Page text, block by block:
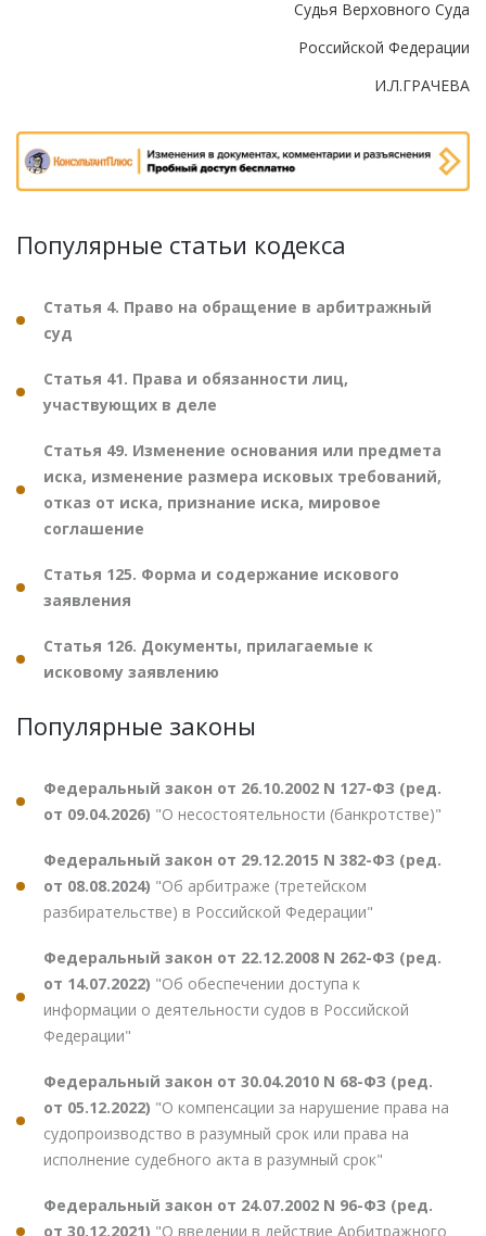
Судья Верховного Суда
Российской Федерации
И.Л.ГРАЧЕВА
Популярные статьи кодекса
Статья 4. Право на обращение в арбитражный
суд
Статья 41. Права и обязанности лиц,
участвующих в деле
Статья 49. Изменение основания или предмета
иска, изменение размера исковых требований,
отказ от иска, признание иска, мировое
соглашение
Статья 125. Форма и содержание искового
заявления
Статья 126. Документы, прилагаемые к
исковому заявлению
Популярные законы
Федеральный закон от 26.10.2002 N 127-ФЗ (ред.
от 09.04.2026) "О несостоятельности (банкротстве)"
Федеральный закон от 29.12.2015 N 382-ФЗ (ред.
от 08.08.2024) "Об арбитраже (третейском
разбирательстве) в Российской Федерации"
Федеральный закон от 22.12.2008 N 262-ФЗ (ред.
от 14.07.2022) "Об обеспечении доступа к
информации о деятельности судов в Российской
Федерации"
Федеральный закон от 30.04.2010 N 68-ФЗ (ред.
от 05.12.2022) "О компенсации за нарушение права на
судопроизводство в разумный срок или права на
исполнение судебного акта в разумный срок"
Федеральный закон от 24.07.2002 N 96-ФЗ (ред.
от 30.12.2021) "О введении в действие Арбитражного